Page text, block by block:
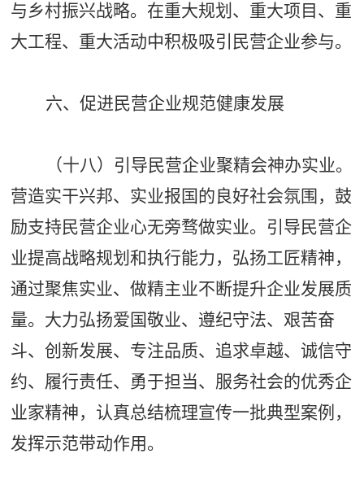
与乡村振兴战略。在重大规划、重大项目、重
大工程、重大活动中积极吸引民营企业参与。
六、促进民营企业规范健康发展
（十八）引导民营企业聚精会神办实业。
营造实干兴邦、实业报国的良好社会氛围，鼓
励支持民营企业心无旁骛做实业。引导民营企
业提高战略规划和执行能力，弘扬工匠精神，
通过聚焦实业、做精主业不断提升企业发展质
量。大力弘扬爱国敬业、遵纪守法、艰苦奋
斗、创新发展、专注品质、追求卓越、诚信守
约、履行责任、勇于担当、服务社会的优秀企
业家精神，认真总结梳理宣传一批典型案例，
发挥示范带动作用。